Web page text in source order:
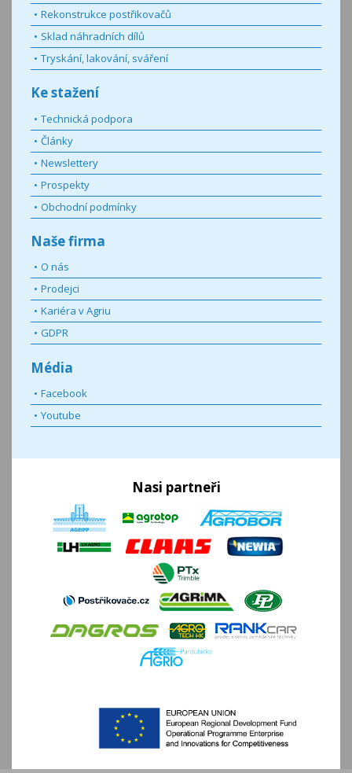
Rekonstrukce postřikovačů
Sklad náhradních dílů
Tryskání, lakování, sváření
Ke stažení
Technická podpora
Články
Newslettery
Prospekty
Obchodní podmínky
Naše firma
O nás
Prodejci
Kariéra v Agriu
GDPR
Média
Facebook
Youtube
Nasi partneři